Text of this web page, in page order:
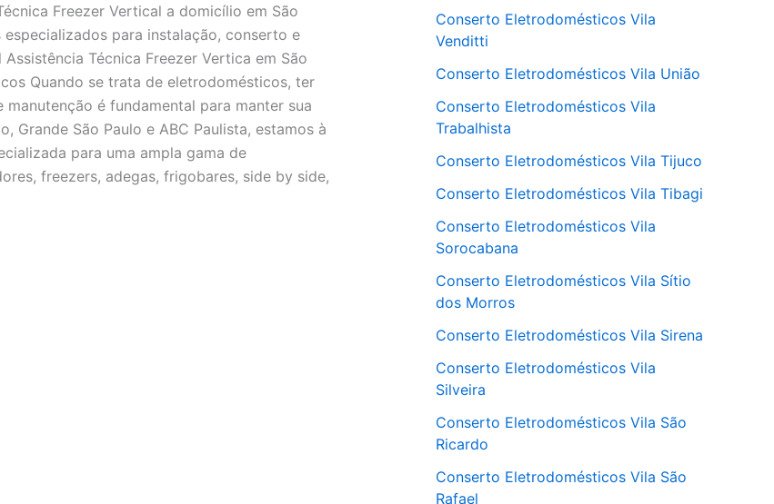
Freezer Vertical a domicílio em São
especializados para instalação, conserto e
Técnica Freezer Vertica em São
Quando se trata de eletrodomésticos, ter
é fundamental para manter sua
Grande São Paulo e ABC Paulista, estamos à
para uma ampla gama de
freezers, adegas, frigobares, side by side,
Conserto Eletrodomésticos Vila
Venditti
Conserto Eletrodomésticos Vila União
Conserto Eletrodomésticos Vila
Trabalhista
Conserto Eletrodomésticos Vila Tijuco
Conserto Eletrodomésticos Vila Tibagi
Conserto Eletrodomésticos Vila
Sorocabana
Conserto Eletrodomésticos Vila Sítio
dos Morros
Conserto Eletrodomésticos Vila Sirena
Conserto Eletrodomésticos Vila
Silveira
Conserto Eletrodomésticos Vila São
Ricardo
Conserto Eletrodomésticos Vila São
Rafael